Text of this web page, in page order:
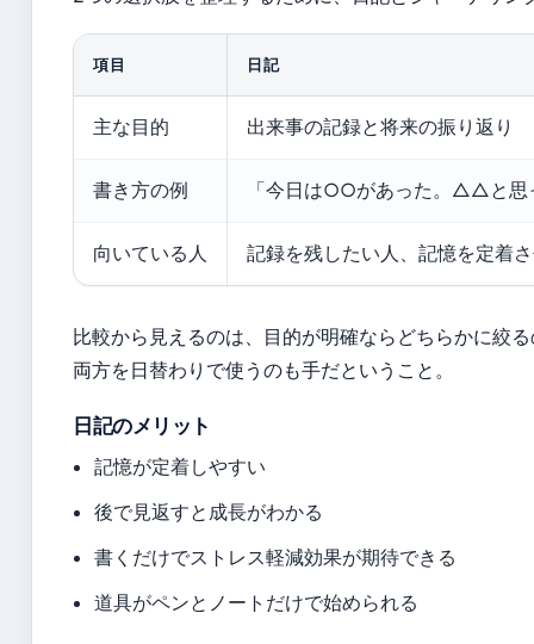
項目 日記
主な目的 出来事の記録と将来の振り返り
書き方の例 「今日は○○があった。△△と思
向いている人 記録を残したい人、記憶を定着
比較から見えるのは、目的が明確ならどちらかに絞
両方を日替わりで使うのも手だということ。
日記のメリット
記憶が定着しやすい
後で見返すと成長がわかる
書くだけでストレス軽減効果が期待できる
道具がペンとノートだけで始められる